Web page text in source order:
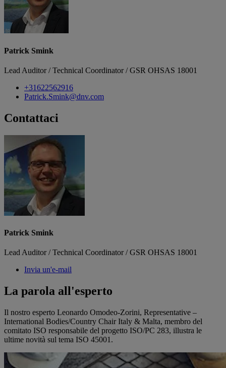
Patrick Smink
Lead Auditor / Technical Coordinator / GSR OHSAS 18001
+31622562916
Patrick.Smink@dnv.com
Contattaci
Patrick Smink
Lead Auditor / Technical Coordinator / GSR OHSAS 18001
Invia un'e-mail
La parola all'esperto
Il nostro esperto Leonardo Omodeo-Zorini, Representative –
International Bodies/Country Chair Italy & Malta, membro del
comitato ISO responsabile del progetto ISO/PC 283, illustra le
ultime novità sul tema ISO 45001.